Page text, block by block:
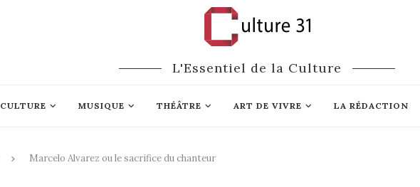
L'Essentiel de la Culture
CULTURE MUSIQUE THÉÂTRE ART DE VIVRE LA RÉDACTION
Marcelo Alvarez ou le sacrifice du chanteur